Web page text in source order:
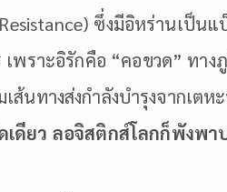
ซึ่งมีอิหร่านเป็
เพราะอิรักคือ “คอขวด” ทา
ส้นทางส่งกำลังบำรุงจากเต
ดียว ลอจิสติกส์โลกก็พังพา